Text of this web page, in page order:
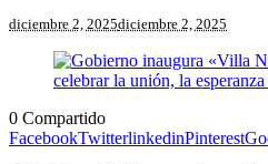
diciembre 2, 2025diciembre 2, 2025
0 Compartido
FacebookTwitterlinkedinPinterest